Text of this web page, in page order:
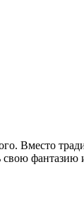
Вместо
фантазию